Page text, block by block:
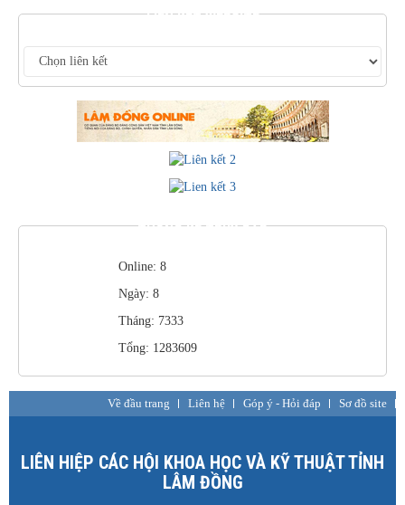
LIÊN KẾT WEBSITE
THỐNG KÊ TRUY CẬP
Online: 8
Ngày: 8
Tháng: 7333
Tổng: 1283609
Về đầu trang Liên hệ Góp ý - Hỏi đáp Sơ đồ site
LIÊN HIỆP CÁC HỘI KHOA HỌC VÀ KỸ THUẬT TỈNH
LÂM ĐỒNG